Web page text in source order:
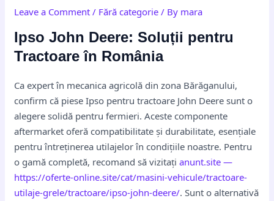
Leave a Comment / Fără categorie / By mara
Ipso John Deere: Soluții pentru
Tractoare în România
Ca expert în mecanica agricolă din zona Bărăganului,
confirm că piese Ipso pentru tractoare John Deere sunt o
alegere solidă pentru fermieri. Aceste componente
aftermarket oferă compatibilitate și durabilitate, esențiale
pentru întreținerea utilajelor în condițiile noastre. Pentru
o gamă completă, recomand să vizitațianunt.site —
https://oferte-online.site/cat/masini-vehicule/tractoare-
utilaje-grele/tractoare/ipso-john-deere/. Sunt o alternativă